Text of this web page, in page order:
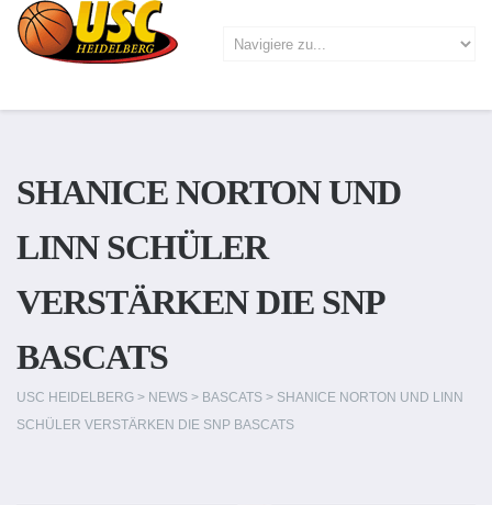
SHANICE NORTON UND
LINN SCHÜLER
VERSTÄRKEN DIE SNP
BASCATS
USC HEIDELBERG > NEWS > BASCATS > SHANICE NORTON UND LINN
SCHÜLER VERSTÄRKEN DIE SNP BASCATS